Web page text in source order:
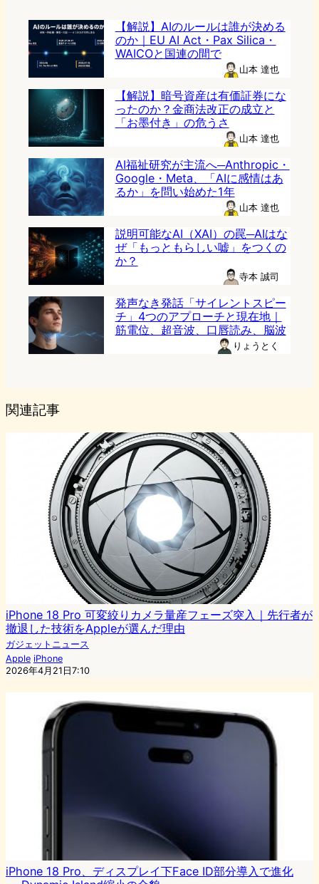
【解説】AIのルールは誰が決める
のか｜EU AI Act・Pax Silica・
WAICOと国連の間で
山本 達也
【解説】暗号資産は有価証券にな
ったのか？金商法改正の成立と
「お墨付き」の危うさ
山本 達也
AI福祉研究が主流へ─Anthropic・
Google・Meta、「AIに感情はあ
るか」を問い始めた1年
山本 達也
説明可能なAI（XAI）の罠─AIはな
ぜ「もっともらしい嘘」をつくの
か？
寺本 誠司
発声なき発話「サイレントスピー
チ」4つのアプローチと現在地｜
筋電位、超音波、口唇読み、脳波
りょうとく
関連記事
iPhone 18 Pro 可変絞りカメラ量産フェーズ突入｜先行者が
撤退した技術をAppleが選んだ理由
ガジェットニュース
Apple iPhone
2026年4月21日7:10
iPhone 18 Pro、ディスプレイ下Face ID部分導入で進化